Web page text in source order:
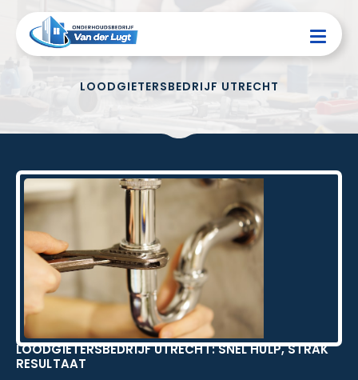
LOODGIETERSBEDRIJF UTRECHT
LOODGIETERSBEDRIJF UTRECHT: SNEL HULP, STRAK
RESULTAAT